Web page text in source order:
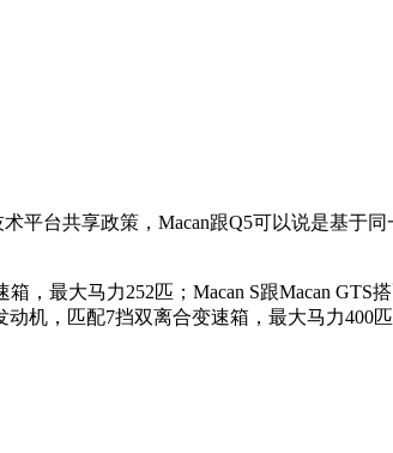
平台共享政策，Macan跟Q5可以说是基于
最大马力252匹；Macan S跟Macan GTS
机，匹配7挡双离合变速箱，最大马力400